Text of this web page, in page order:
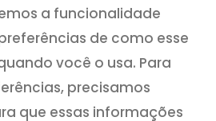
a funcionalidade
de como esse
você o usa. Para
precisamos
que essas informações